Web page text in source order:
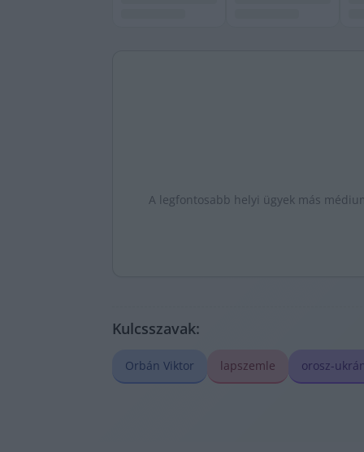
A legfontosabb helyi ügyek más
Kulcsszavak:
Orbán Viktor lapszemle orosz-